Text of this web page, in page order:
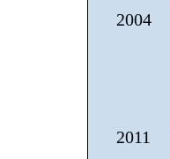
2004
2011